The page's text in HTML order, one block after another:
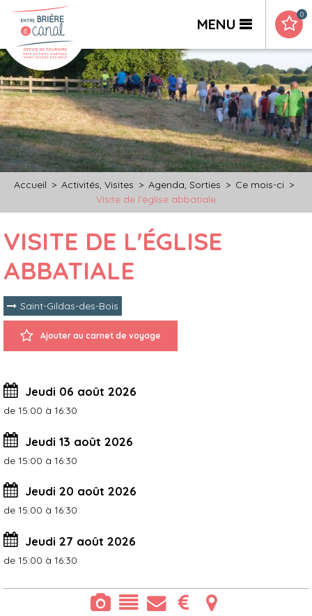
MENU
0
Accueil > Activités, Visites > Agenda, Sorties > Ce mois-ci >
Visite de l'église abbatiale
VISITE DE L'ÉGLISE
ABBATIALE
Saint-Gildas-des-Bois
Ajouter au carnet de voyage
Jeudi 06 août 2026
de 15:00 à 16:30
Jeudi 13 août 2026
de 15:00 à 16:30
Jeudi 20 août 2026
de 15:00 à 16:30
Jeudi 27 août 2026
de 15:00 à 16:30